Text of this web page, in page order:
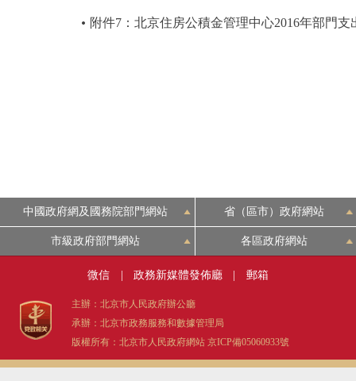
附件7：北京住房公積金管理中心2016年部門支
中國政府網及國務院部門網站 省（區市）政府網站
市級政府部門網站 各區政府網站
微信 政務新媒體發佈廳 郵箱
主辦：北京市人民政府辦公廳
承辦：北京市政務服務和數據管理局
版權所有：北京市人民政府網站 京ICP備05060933號